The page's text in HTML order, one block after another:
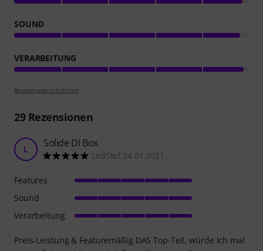
SOUND
VERARBEITUNG
Bewertungsrichtlinien
29Rezensionen
L Solide DI Box
LedStef 24.01.2021
Preis-Leistung & Featuremäßig DAS Top-Teil, würde ich mal
Features
Sound
Verarbeitung